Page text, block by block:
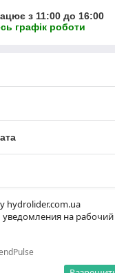
hydrolider.com.ua
уведомления на рабочий
з 11:00 до 16:00
графік роботи
маркетплейсі